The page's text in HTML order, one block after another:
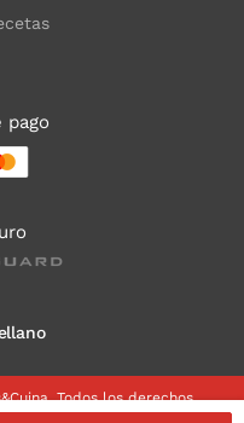
pago
Todos los derechos